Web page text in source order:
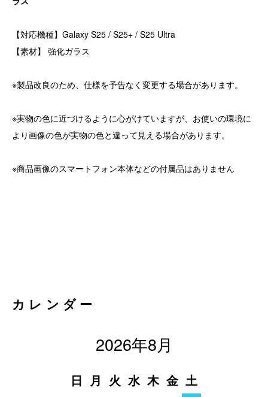
【対応機種】Galaxy S25 / S25+ / S25 Ultra
【素材】 強化ガラス
※製品改良のため、仕様を予告なく変更する場合があります。
※実物の色に近づけるように心がけていますが、お使いの環境に
より画像の色が実物の色と違って見える場合があります。
※商品画像のスマートフォン本体などの付属品はありません
カレンダー
2026年8月
日 月 火 水 木 金 土